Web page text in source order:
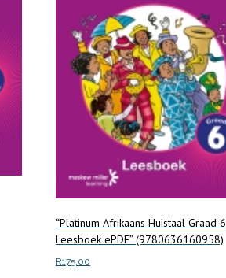
“Platinum Afrikaans Huistaal Graad 6
Leesboek ePDF” (9780636160958)
R175.00